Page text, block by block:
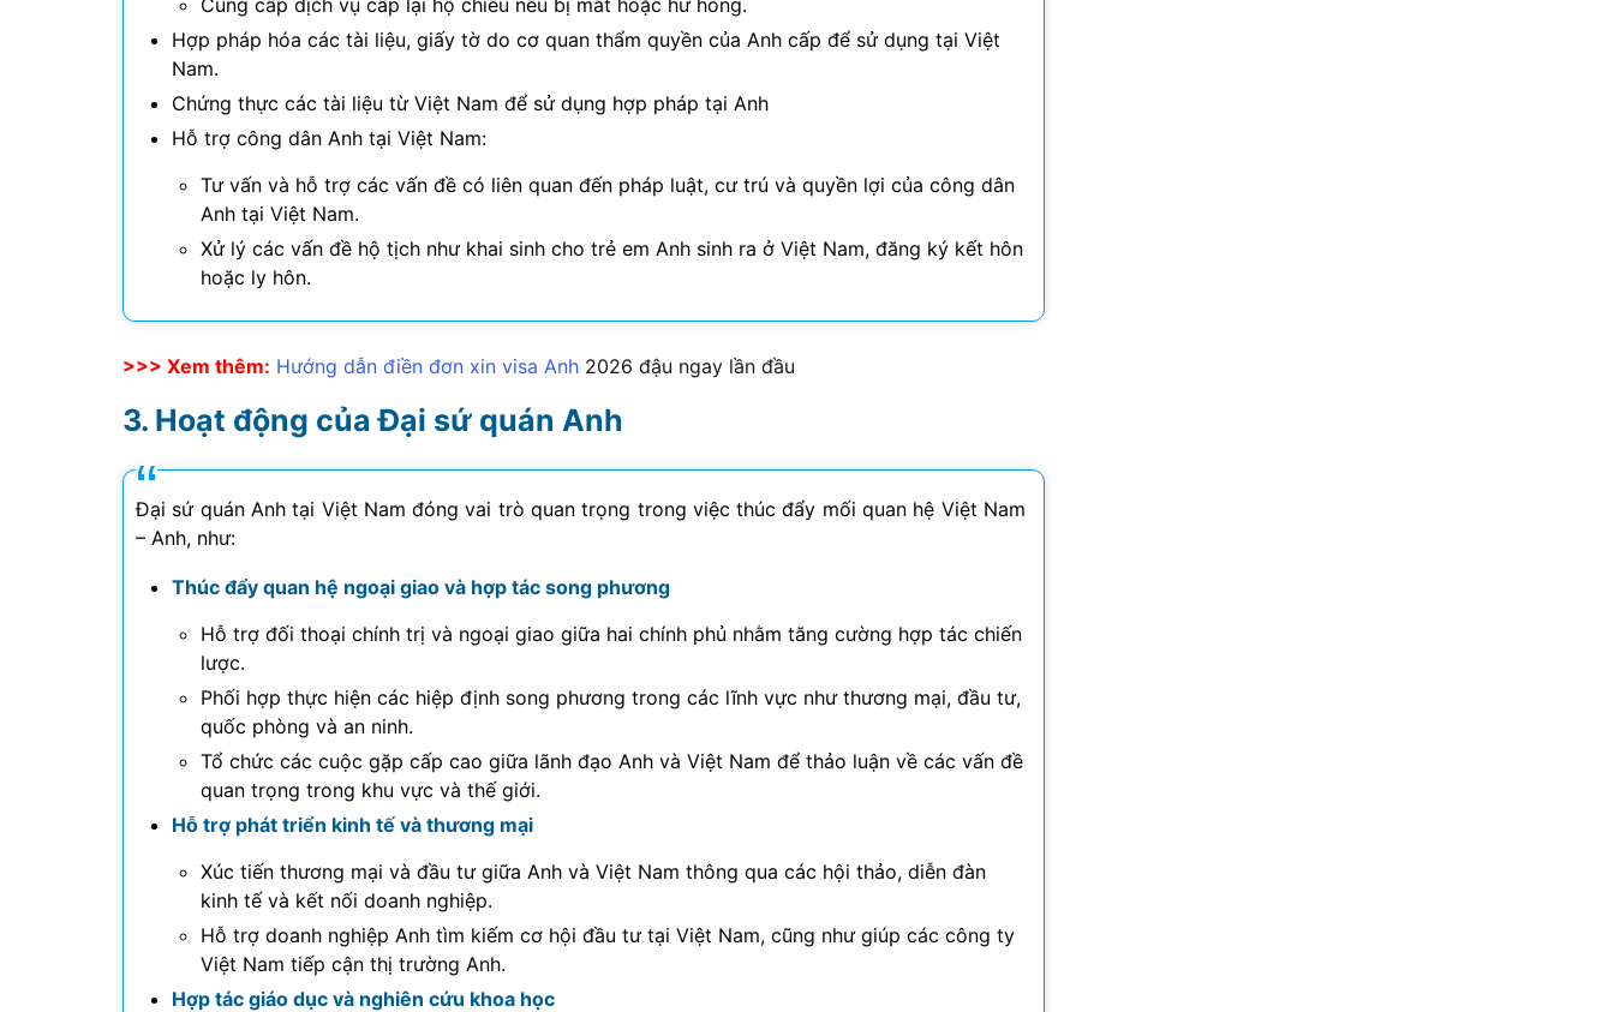
Cung cấp dịch vụ cấp lại hộ chiếu nếu bị mất hoặc hư hỏng.
Hợp pháp hóa các tài liệu, giấy tờ do cơ quan thẩm quyền của Anh cấp để sử dụng tại Việt
Nam.
Chứng thực các tài liệu từ Việt Nam để sử dụng hợp pháp tại Anh
Hỗ trợ công dân Anh tại Việt Nam:
Tư vấn và hỗ trợ các vấn đề có liên quan đến pháp luật, cư trú và quyền lợi của công dân
Anh tại Việt Nam.
Xử lý các vấn đề hộ tịch như khai sinh cho trẻ em Anh sinh ra ở Việt Nam, đăng ký kết hôn
hoặc ly hôn.
>>> Xem thêm: Hướng dẫn điền đơn xin visa Anh 2026 đậu ngay lần đầu
Hoạt động của Đại sứ quán Anh
Đại sứ quán Anh tại Việt Nam đóng vai trò quan trọng trong việc thúc đẩy mối quan hệ Việt Nam
– Anh, như:
Thúc đẩy quan hệ ngoại giao và hợp tác song phương
Hỗ trợ đối thoại chính trị và ngoại giao giữa hai chính phủ nhằm tăng cường hợp tác chiến
lược.
Phối hợp thực hiện các hiệp định song phương trong các lĩnh vực như thương mại, đầu tư,
quốc phòng và an ninh.
Tổ chức các cuộc gặp cấp cao giữa lãnh đạo Anh và Việt Nam để thảo luận về các vấn đề
quan trọng trong khu vực và thế giới.
Hỗ trợ phát triển kinh tế và thương mại
Xúc tiến thương mại và đầu tư giữa Anh và Việt Nam thông qua các hội thảo, diễn đàn
kinh tế và kết nối doanh nghiệp.
Hỗ trợ doanh nghiệp Anh tìm kiếm cơ hội đầu tư tại Việt Nam, cũng như giúp các công ty
Việt Nam tiếp cận thị trường Anh.
Hợp tác giáo dục và nghiên cứu khoa học